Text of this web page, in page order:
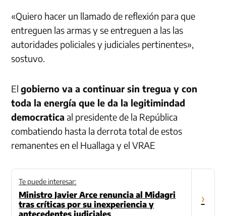
«Quiero hacer un llamado de reflexión para que
entreguen las armas y se entreguen a las las
autoridades policiales y judiciales pertinentes»,
sostuvo.
Elgobierno va a continuar sin tregua y con
toda la energía que le da la legitimindad
democratica al presidente de la República
combatiendo hasta la derrota total de estos
remanentes en el Huallaga y el VRAE
Te puede interesar:
Ministro Javier Arce renuncia al Midagri
tras críticas por su inexperiencia y
›